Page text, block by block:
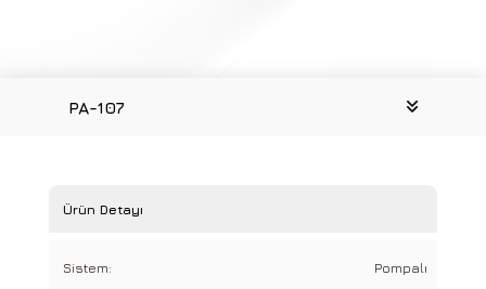
PA-107
Ürün Detayı
Sistem: Pompalı